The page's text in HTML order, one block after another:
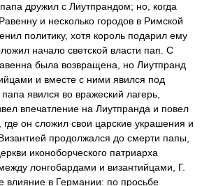
дружил с Лиутпрандом; но, когда
и несколько городов в Римской
политику, хотя король подарил ему
начало светской власти пап. С
была возвращена, но Лиутпранд
и вместе с ними явился под
явился во вражеский лагерь,
впечатление на Лиутпранда и повел
где он сложил свои царские украшения и
продолжался до смерти папы,
иконоборческого патриарха
лонгобардами и византийцами, Г.
влияние в Германии: по просьбе